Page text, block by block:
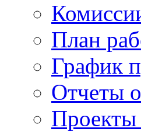
План
График
Отчеты
Проекты